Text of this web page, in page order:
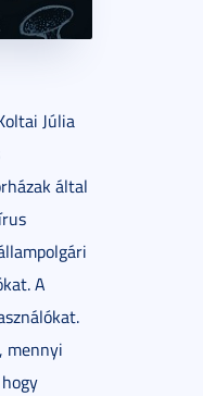
Júlia
által
A
mennyi